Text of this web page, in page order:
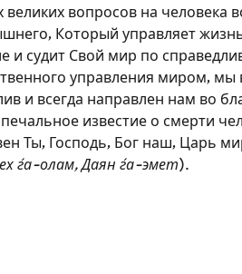
вопросов на человека
Который управляет
и судит Свой мир по
управления миром,
и всегда направлен нам во
известие о смерти
Ты, Господь, Бог наш, Царь
ѓа-олам, Даян ѓа-эмет).